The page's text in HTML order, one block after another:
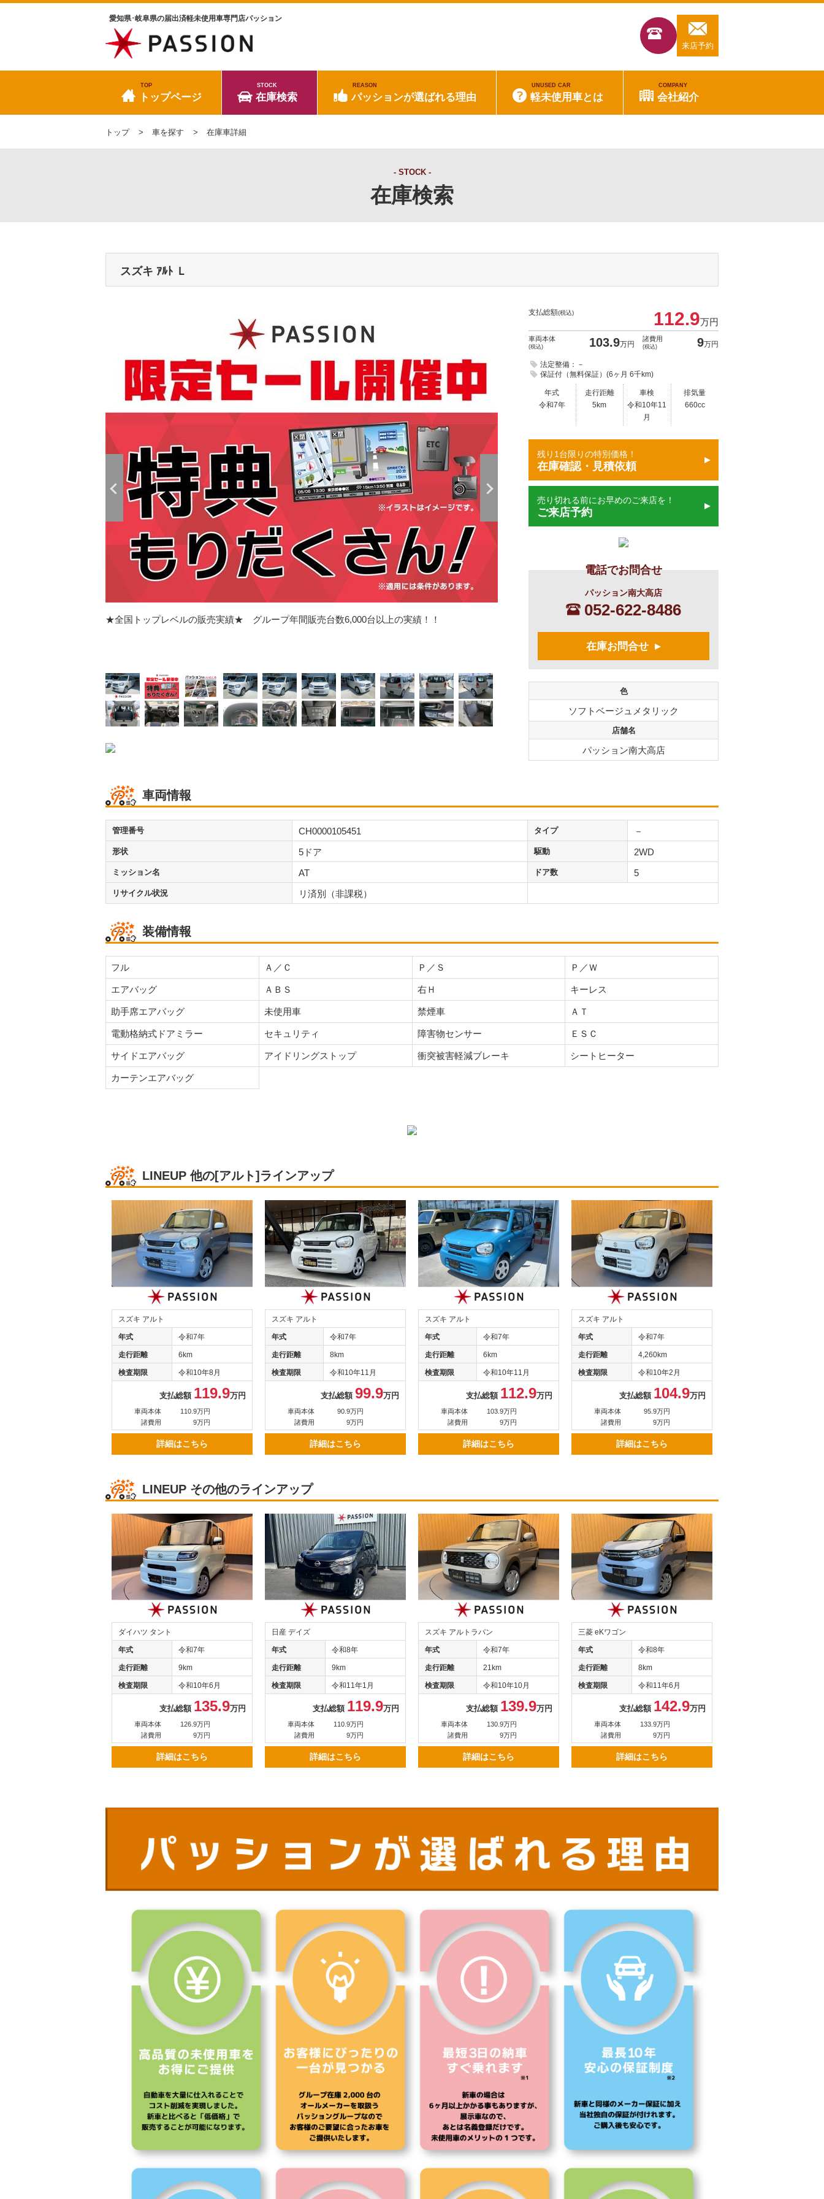
愛知県･岐阜県の届出済軽未使用車専門店パッション
来店予約
TOP
トップページ
STOCK
在庫検索
REASON
パッションが選ばれる理由
UNUSED CAR
軽未使用車とは
COMPANY
会社紹介
トップ 車を探す 在庫車詳細
STOCK
在庫検索
スズキ ｱﾙﾄ Ｌ
★全国トップレベルの販売実績★ グループ年間販売台数6,000台以上の実績！！
支払総額(税込) 112.9万円
車両本体
(税込) 103.9万円
諸費用
(税込) 9万円
法定整備：－
保証付（無料保証）(6ヶ月 6千km)
年式
令和7年
走行距離
5km
車検
令和10年11
月
排気量
660cc
残り1台限りの特別価格！
在庫確認・見積依頼
売り切れる前にお早めのご来店を！
ご来店予約
電話でお問合せ
パッション南大高店
052-622-8486
在庫お問合せ
色
ソフトベージュメタリック
店舗名
パッション南大高店
車両情報
管理番号 CH0000105451 タイプ －
形状 5ドア 駆動 2WD
ミッション名 AT ドア数 5
リサイクル状況 リ済別（非課税）
装備情報
フル Ａ／Ｃ Ｐ／Ｓ Ｐ／Ｗ
エアバッグ ＡＢＳ 右Ｈ キーレス
助手席エアバッグ 未使用車 禁煙車 ＡＴ
電動格納式ドアミラー セキュリティ 障害物センサー ＥＳＣ
サイドエアバッグ アイドリングストップ 衝突被害軽減ブレーキ シートヒーター
カーテンエアバッグ
LINEUP 他の[アルト]ラインアップ
スズキ アルト
年式 令和7年
走行距離 6km
検査期限 令和10年8月
支払総額 119.9万円
車両本体
110.9万円
諸費用
9万円
詳細はこちら
スズキ アルト
年式 令和7年
走行距離 8km
検査期限 令和10年11月
支払総額 99.9万円
車両本体
90.9万円
諸費用
9万円
詳細はこちら
スズキ アルト
年式 令和7年
走行距離 6km
検査期限 令和10年11月
支払総額 112.9万円
車両本体
103.9万円
諸費用
9万円
詳細はこちら
スズキ アルト
年式 令和7年
走行距離 4,260km
検査期限 令和10年2月
支払総額 104.9万円
車両本体
95.9万円
諸費用
9万円
詳細はこちら
LINEUP その他のラインアップ
ダイハツ タント
年式 令和7年
走行距離 9km
検査期限 令和10年6月
支払総額 135.9万円
車両本体
126.9万円
諸費用
9万円
詳細はこちら
日産 デイズ
年式 令和8年
走行距離 9km
検査期限 令和11年1月
支払総額 119.9万円
車両本体
110.9万円
諸費用
9万円
詳細はこちら
スズキ アルトラパン
年式 令和7年
走行距離 21km
検査期限 令和10年10月
支払総額 139.9万円
車両本体
130.9万円
諸費用
9万円
詳細はこちら
三菱 eKワゴン
年式 令和8年
走行距離 8km
検査期限 令和11年6月
支払総額 142.9万円
車両本体
133.9万円
諸費用
9万円
詳細はこちら